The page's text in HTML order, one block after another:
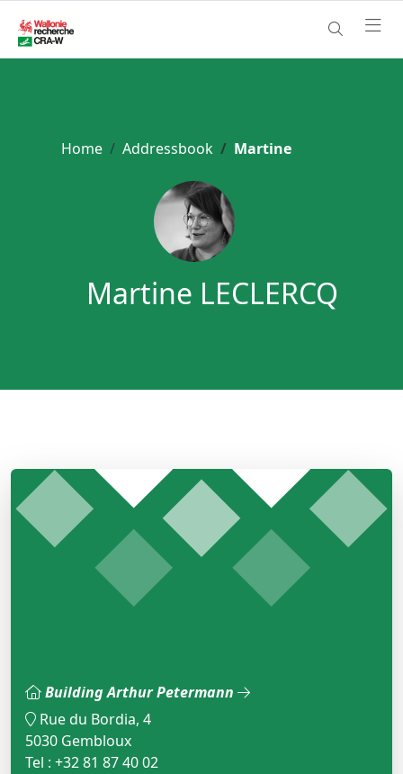
Home Addressbook Martine
Martine LECLERCQ
Building Arthur Petermann
Rue du Bordia, 4
5030 Gembloux
Tel : +32 81 87 40 02